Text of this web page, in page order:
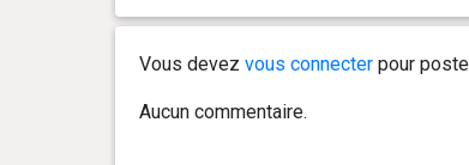
Vous devez vous connecterpour
Aucun commentaire.